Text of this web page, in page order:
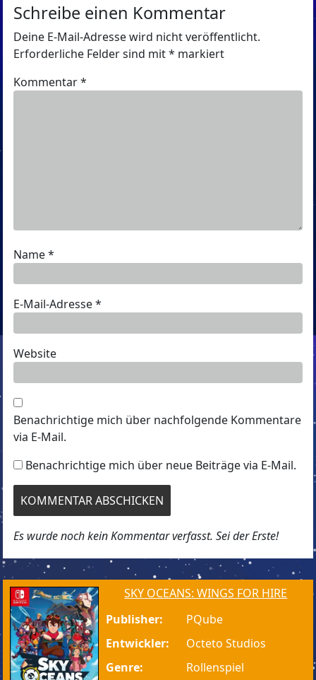
Schreibe einen Kommentar
Deine E-Mail-Adresse wird nicht veröffentlicht.
Erforderliche Felder sind mit* markiert
Kommentar*
Name*
E-Mail-Adresse*
Website
Benachrichtige mich über nachfolgende Kommentare
via E-Mail.
Benachrichtige mich über neue Beiträge via E-Mail.
Es wurde noch kein Kommentar verfasst. Sei der Erste!
SKY OCEANS: WINGS FOR HIRE
Publisher:
PQube
Entwickler:
Octeto Studios
Genre:
Rollenspiel